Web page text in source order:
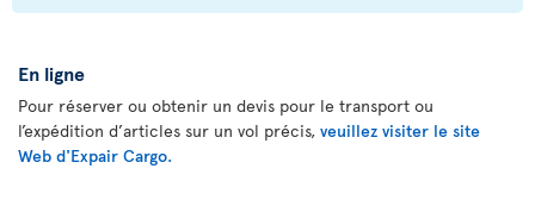
En ligne
Pour réserver ou obtenir un devis pour le transport ou
l’expédition d’articles sur un vol précis, veuillez visiter le site
Web d'Expair Cargo.